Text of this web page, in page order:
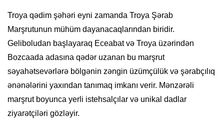
Troya qədim şəhəri eyni zamanda Troya Şərab
Marşrutunun mühüm dayanacaqlarından biridir.
Geliboludan başlayaraq Eceabat və Troya üzərindən
Bozcaada adasına qədər uzanan bu marşrut
səyahətsevərlərə bölgənin zəngin üzümçülük və şərabçılıq
ənənələrini yaxından tanımaq imkanı verir. Mənzərəli
marşrut boyunca yerli istehsalçılar və unikal dadlar
ziyarətçiləri gözləyir.